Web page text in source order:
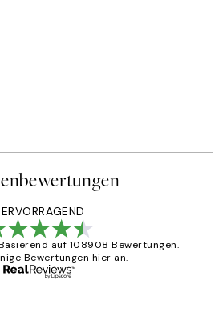
auf 108908 Bewertungen.
Bewertungen hier an.